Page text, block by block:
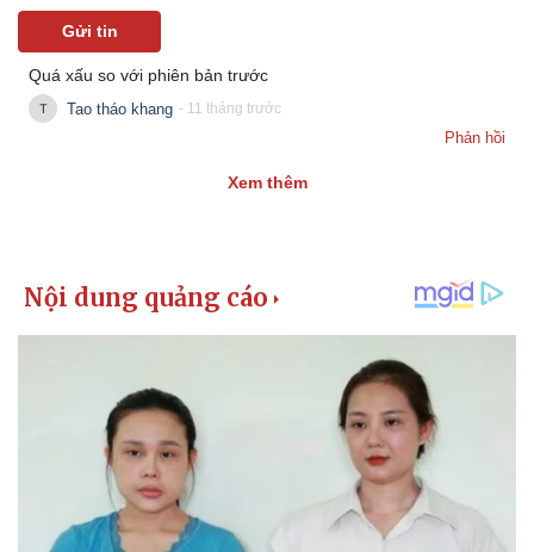
Gửi tin
Quá xấu so với phiên bản trước
Tao tháo khang - 11 tháng trước
Phản hồi
Xem thêm